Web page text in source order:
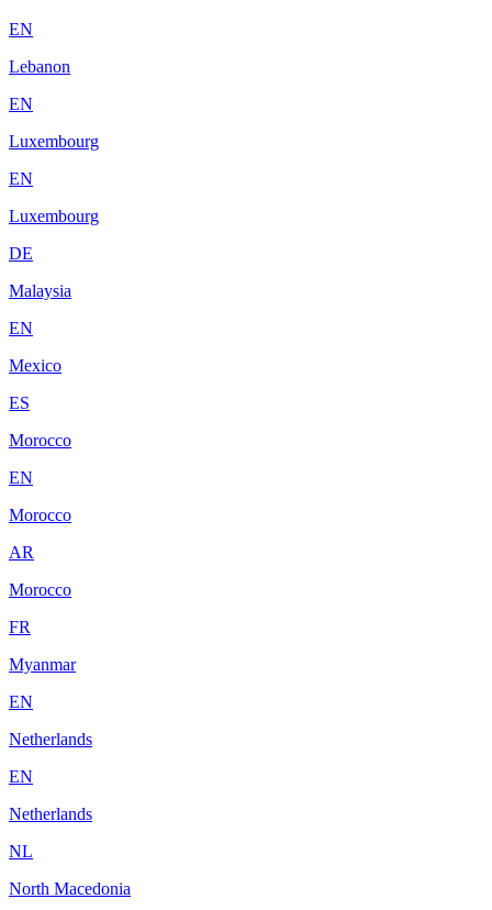
EN
Lebanon
EN
Luxembourg
EN
Luxembourg
DE
Malaysia
EN
Mexico
ES
Morocco
EN
Morocco
AR
Morocco
FR
Myanmar
EN
Netherlands
EN
Netherlands
NL
North Macedonia